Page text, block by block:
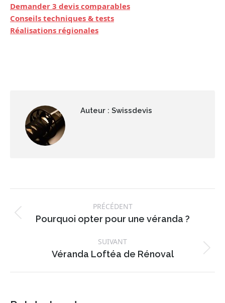
Demander 3 devis comparables
Conseils techniques & tests
Réalisations régionales
Auteur : Swissdevis
article
PRÉCÉDENT
Article
:
Pourquoi opter pour une véranda ?
SUIVANT
Article
Véranda Loftéa de Rénoval